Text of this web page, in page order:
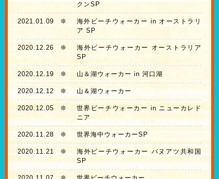
クンSP
2021.01.09 ❊
海外ビーチウォーカー in オーストラリ
ア SP
2020.12.26 ❊
海外ビーチウォーカー オーストラリア
SP
2020.12.19 ❊ 山＆湖ウォーカー in 河口湖
2020.12.12 ❊ 山＆湖ウォーカー
2020.12.05 ❊
世界ビーチウォーカー in ニューカレド
ニア
2020.11.28 ❊ 世界海中ウォーカーSP
2020.11.21 ❊
海外ビーチウォーカー バヌアツ共和国
SP